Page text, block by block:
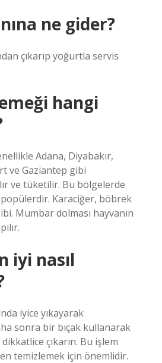
ne gider?
çıkarıp yoğurtla servis
hangi
Adana, Diyabakır,
ve Gaziantep gibi
ve tüketilir. Bu bölgelerde
Karaciğer, böbrek
Mumbar dolması hayvanın
iyi nasıl
iyice yıkayarak
sonra bir bıçak kullanarak
çıkarın. Bu işlem
temizlemek için önemlidir.